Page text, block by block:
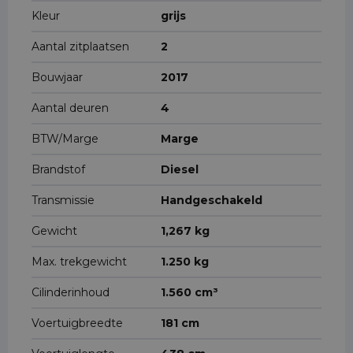
Kleur grijs
Aantal zitplaatsen 2
Bouwjaar 2017
Aantal deuren 4
BTW/Marge Marge
Brandstof Diesel
Transmissie Handgeschakeld
Gewicht 1,267 kg
Max. trekgewicht 1.250 kg
Cilinderinhoud 1.560 cm³
Voertuigbreedte 181 cm